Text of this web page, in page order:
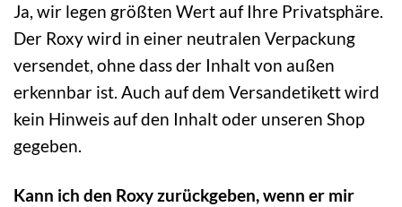
Ja, wir legen größten Wert auf Ihre Privatsphäre.
Der Roxy wird in einer neutralen Verpackung
versendet, ohne dass der Inhalt von außen
erkennbar ist. Auch auf dem Versandetikett wird
kein Hinweis auf den Inhalt oder unseren Shop
gegeben.
Kann ich den Roxy zurückgeben, wenn er mir